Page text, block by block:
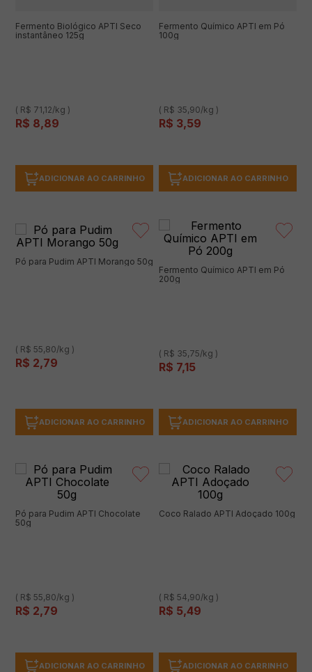
Fermento Biológico APTI Seco
instantâneo 125g
( R$ 71,12/kg )
R$ 8,89
ADICIONAR AO CARRINHO
Fermento Químico APTI em Pó
100g
( R$ 35,90/kg )
R$ 3,59
ADICIONAR AO CARRINHO
Pó para Pudim APTI Morango 50g
( R$ 55,80/kg )
R$ 2,79
ADICIONAR AO CARRINHO
Fermento Químico APTI em Pó
200g
( R$ 35,75/kg )
R$ 7,15
ADICIONAR AO CARRINHO
Pó para Pudim APTI Chocolate
50g
( R$ 55,80/kg )
R$ 2,79
ADICIONAR AO CARRINHO
Coco Ralado APTI Adoçado 100g
( R$ 54,90/kg )
R$ 5,49
ADICIONAR AO CARRINHO